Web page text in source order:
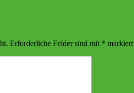
Erforderliche Felder sind mit * markiert